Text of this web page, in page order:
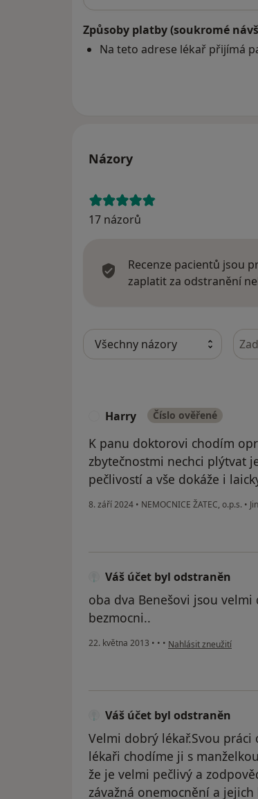
Způsoby platby (soukromé
Na teto adrese lékař přijímá
Názory
17 názorů
Recenze pacientů jsou
zaplatit za odstranění
Harry Číslo ověřené
K panu doktorovi chodím
zbytečnostmi nechci plýtvat
pečlivostí a vše dokáže i
8. září 2024 • NEMOCNICE ŽATEC, o.p.s. •
Váš účet byl odstraněn
oba dva Benešovi jsou
bezmocni..
22. května 2013 • • • podle názoru uživatele
Nahlásit zneužití
Váš účet byl odstraněn
Velmi dobrý lékař.Svou
lékaři chodíme ji s
že je velmi pečlivý a
závažná onemocnění a